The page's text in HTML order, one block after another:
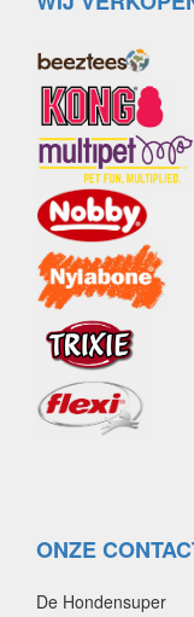
ONZE
De Hondensuper